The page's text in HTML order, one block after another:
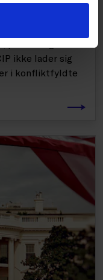
ikke lader sig
i konfliktfyldte